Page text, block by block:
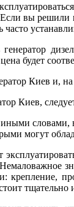
вы
будет
Киев и,
Киев,
могут
крепление,